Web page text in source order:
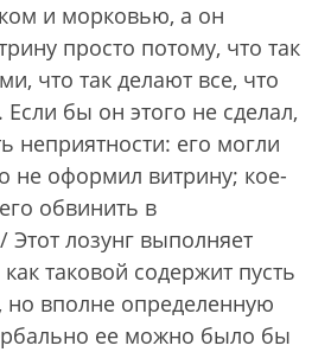
и морковью, а он
просто потому, что так
что так делают все, что
бы он этого не сделал,
неприятности: его могли
не оформил витрину; кое-
обвинить в
лозунг выполняет
таковой содержит пусть
вполне определенную
ее можно было бы